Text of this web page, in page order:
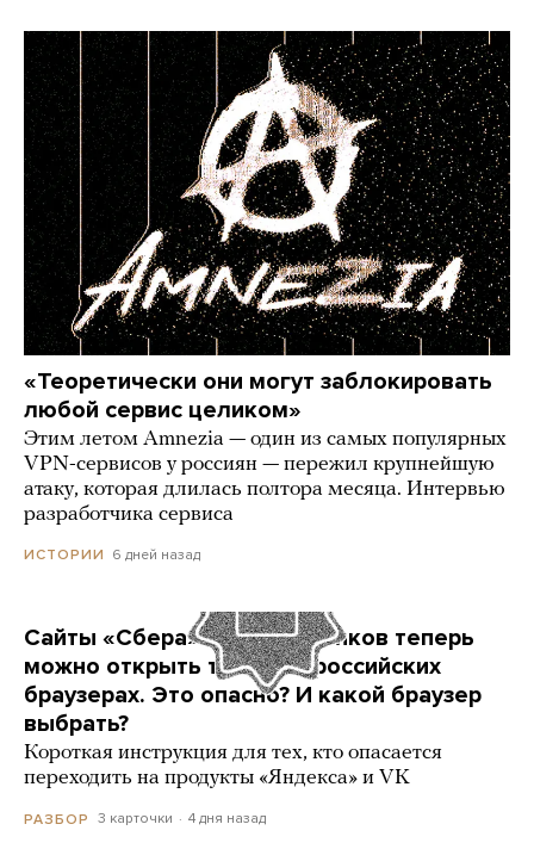
«Теоретически они могут заблокировать
любой сервис целиком»
Этим летом Amnezia — один из самых популярных
VPN-сервисов у россиян — пережил крупнейшую
атаку, которая длилась полтора месяца. Интервью
разработчика сервиса
ИСТОРИИ 6 дней назад
Сайты «Сбера» и других банков теперь
можно открыть только в российских
браузерах. Это опасно? И какой браузер
выбрать?
Короткая инструкция для тех, кто опасается
переходить на продукты «Яндекса» и VK
РАЗБОР 3 карточки 4 дня назад